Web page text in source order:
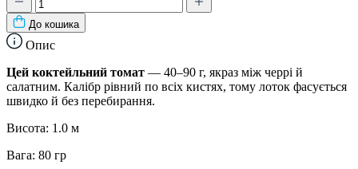
До кошика
Опис
Цей коктейльний томат — 40–90 г, якраз між черрі й
салатним. Калібр рівний по всіх кистях, тому лоток фасується
швидко й без перебирання.
Висота: 1.0 м
Вага: 80 гр